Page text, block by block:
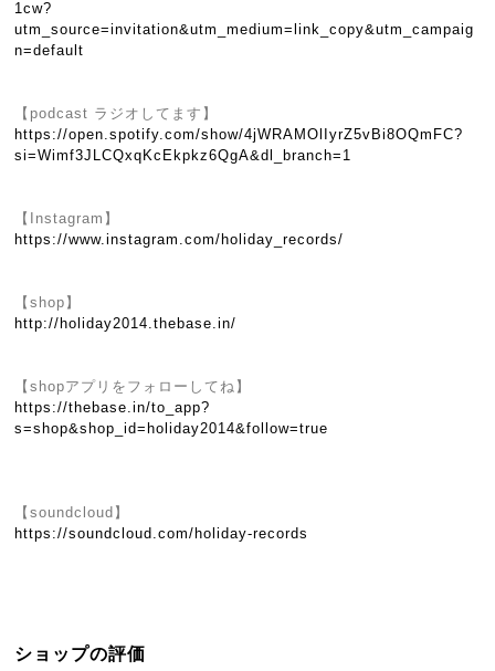
1cw?
utm_source=invitation&utm_medium=link_copy&utm_campaig
n=default
【podcast ラジオしてます】
https://open.spotify.com/show/4jWRAMOlIyrZ5vBi8OQmFC?
si=Wimf3JLCQxqKcEkpkz6QgA&dl_branch=1
【Instagram】
https://www.instagram.com/holiday_records/
【shop】
http://holiday2014.thebase.in/
【shopアプリをフォローしてね】
https://thebase.in/to_app?
s=shop&shop_id=holiday2014&follow=true
【soundcloud】
https://soundcloud.com/holiday-records
ショップの評価